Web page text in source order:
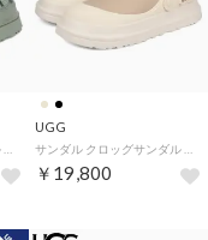
UGG
￥19,800